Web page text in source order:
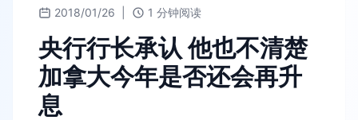
2018/01/26 1 分钟阅读
央行行长承认 他也不清楚
加拿大今年是否还会再升
息